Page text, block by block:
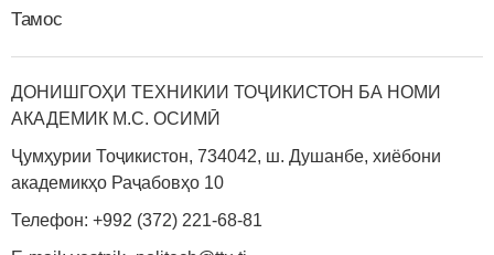
Тамос
ДОНИШГОҲИ ТЕХНИКИИ ТОҶИКИСТОН БА НОМИ
АКАДЕМИК М.С. ОСИМӢ
Ҷумҳурии Тоҷикистон, 734042, ш. Душанбе, хиёбони
академикҳо Раҷабовҳо 10
Телефон: +992 (372) 221-68-81